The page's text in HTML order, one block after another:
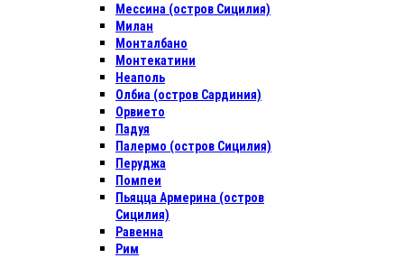
Мессина (остров Сицилия)
Милан
Монталбано
Монтекатини
Неаполь
Олбиа (остров Сардиния)
Орвието
Падуя
Палермо (остров Сицилия)
Перуджа
Помпеи
Пьяцца Армерина (остров
Сицилия)
Равенна
Рим